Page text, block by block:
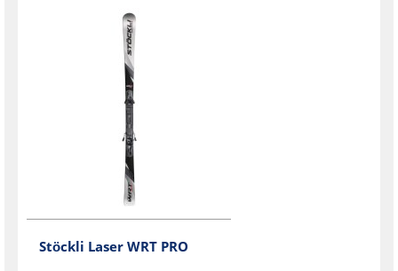
Stöckli Laser WRT PRO